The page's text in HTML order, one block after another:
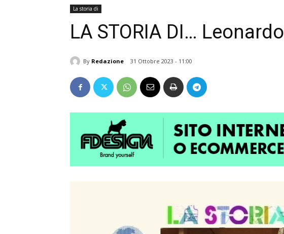
La storia di
LA STORIA DI… Leonardo
By Redazione 31 Ottobre 2023 - 11:00